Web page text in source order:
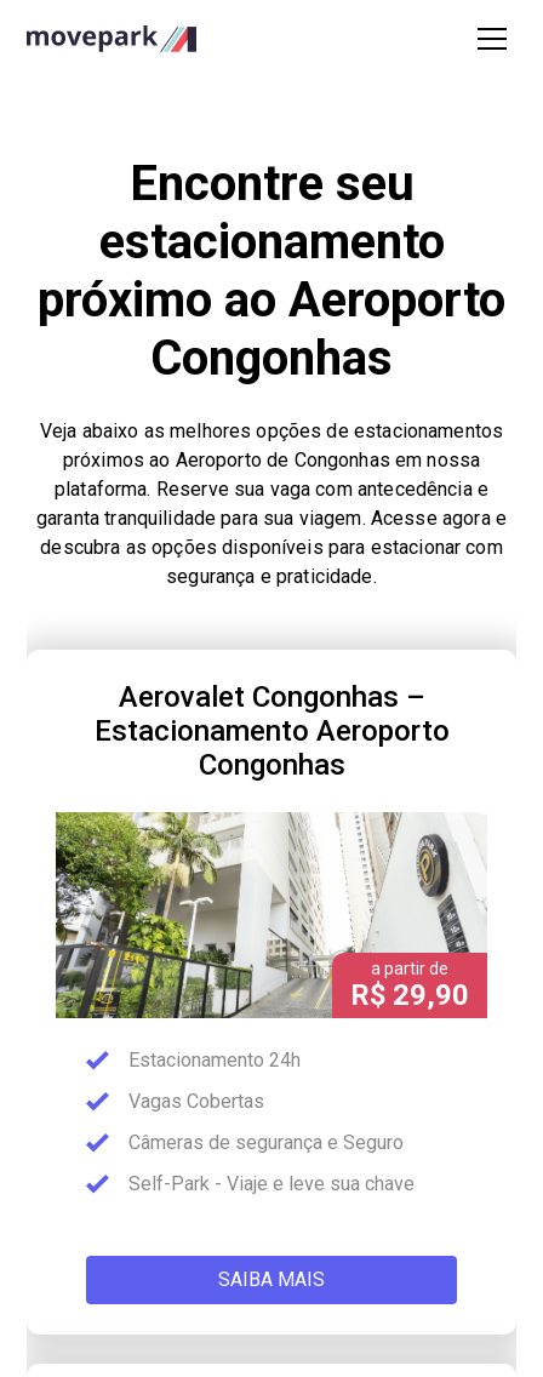
Encontre seu
estacionamento
próximo ao Aeroporto
Congonhas
Veja abaixo as melhores opções de estacionamentos
próximos ao Aeroporto de Congonhas em nossa
plataforma. Reserve sua vaga com antecedência e
garanta tranquilidade para sua viagem. Acesse agora e
descubra as opções disponíveis para estacionar com
segurança e praticidade.
Aerovalet Congonhas –
Estacionamento Aeroporto
Congonhas
a partir de
R$ 29,90
Estacionamento 24h
Vagas Cobertas
Câmeras de segurança e Seguro
Self-Park - Viaje e leve sua chave
SAIBA MAIS